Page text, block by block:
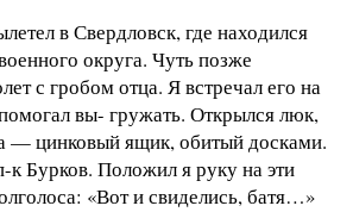
в Свердловск, где находился
округа. Чуть позже
с гробом отца. Я встречал его на
вы- гружать. Открылся люк,
— цинковый ящик, обитый досками.
к Бурков. Положил я руку на эти
«Вот и свиделись, батя…»